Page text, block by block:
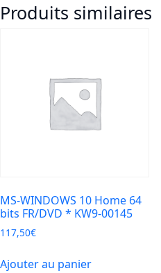
Pro
Produits similaires
MS-WINDOWS 10 Home 64
bits FR/DVD * KW9-00145
117,50€
Ajouter au panier